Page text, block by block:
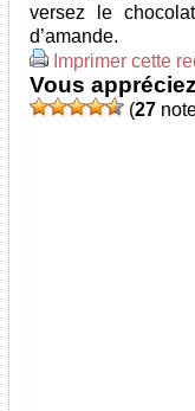
versez le
d’amande.
Imprimer cette
Vous
(27